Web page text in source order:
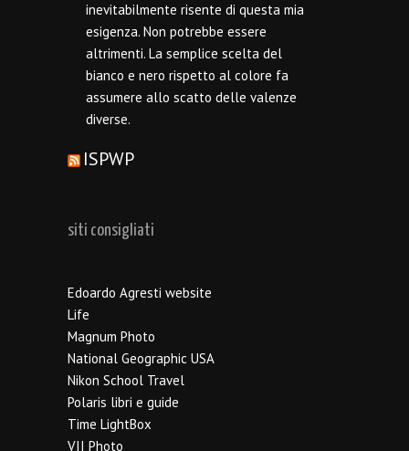
inevitabilmente risente di questa mia
esigenza. Non potrebbe essere
altrimenti. La semplice scelta del
bianco e nero rispetto al colore fa
assumere allo scatto delle valenze
diverse.
ISPWP
siti consigliati
Edoardo Agresti website
Life
Magnum Photo
National Geographic USA
Nikon School Travel
Polaris libri e guide
Time LightBox
VII Photo